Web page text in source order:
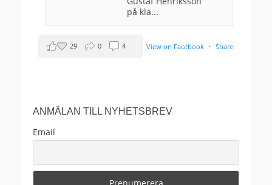
på kla...
View on Facebook · Share
29 0 4
owner only shared it with a small group of
people, changed who can see it or it's been
ANMÄLAN TILL NYHETSBREV
Email